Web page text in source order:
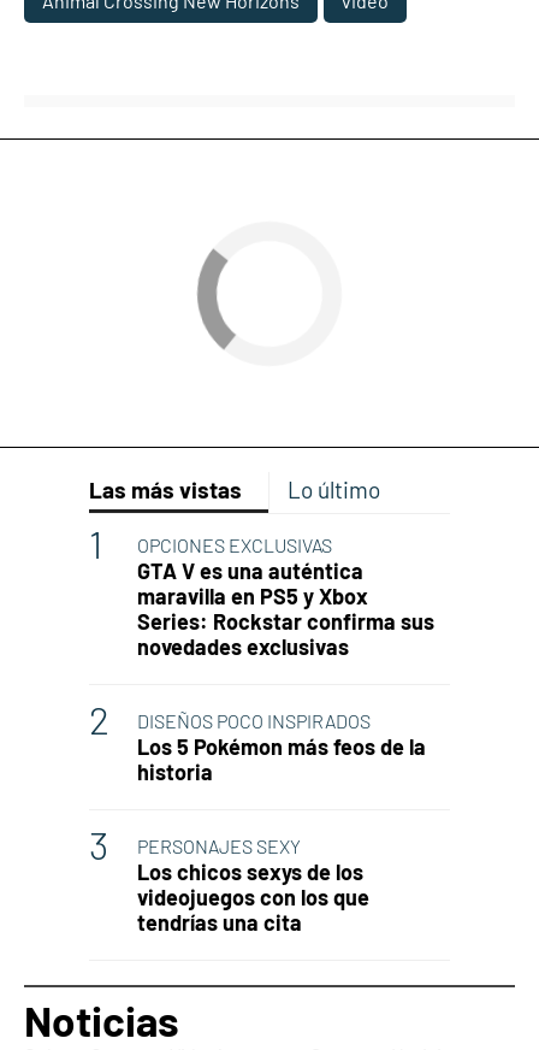
Las más vistas Lo último
OPCIONES EXCLUSIVAS
GTA V es una auténtica
maravilla en PS5 y Xbox
Series: Rockstar confirma sus
novedades exclusivas
DISEÑOS POCO INSPIRADOS
Los 5 Pokémon más feos de la
historia
PERSONAJES SEXY
Los chicos sexys de los
videojuegos con los que
tendrías una cita
Noticias